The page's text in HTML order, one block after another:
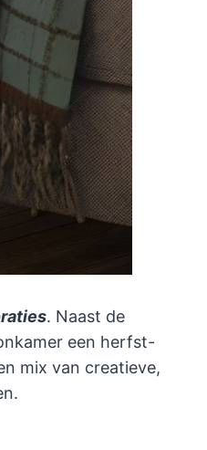
. Naast de
een herfst-
mix van creatieve,